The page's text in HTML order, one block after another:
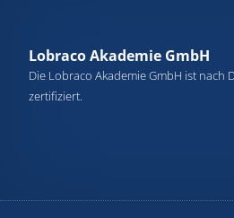
Lobraco Akademie GmbH
Die Lobraco Akademie GmbH ist nach
zertifiziert.